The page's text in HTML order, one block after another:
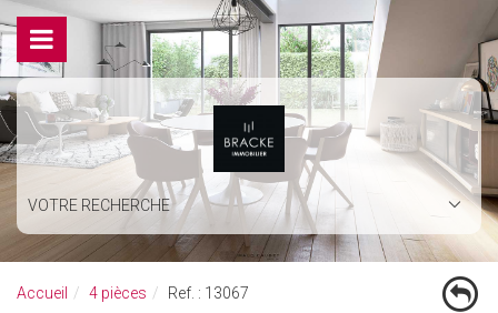
VOTRE RECHERCHE
Accueil 4 pièces Ref. : 13067